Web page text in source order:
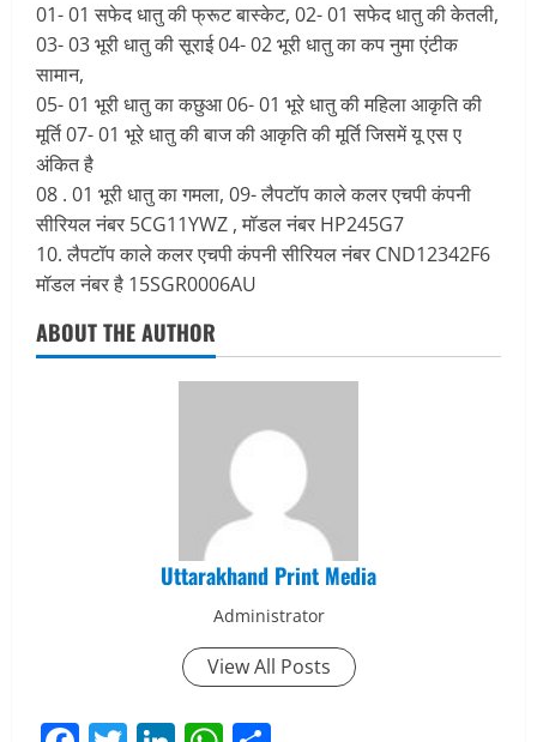
01- 01 सफेद धातु की फ्रूट बास्केट, 02- 01 सफेद धातु की केतली,
03- 03 भूरी धातु की सूराई 04- 02 भूरी धातु का कप नुमा एंटीक
सामान,
05- 01 भूरी धातु का कछुआ 06- 01 भूरे धातु की महिला आकृति की
मूर्ति 07- 01 भूरे धातु की बाज की आकृति की मूर्ति जिसमें यू एस ए
अंकित है
08 . 01 भूरी धातु का गमला, 09- लैपटॉप काले कलर एचपी कंपनी
सीरियल नंबर 5CG11YWZ , मॉडल नंबर HP245G7
10. लैपटॉप काले कलर एचपी कंपनी सीरियल नंबर CND12342F6
मॉडल नंबर है 15SGR0006AU
ABOUT THE AUTHOR
Uttarakhand Print Media
Administrator
View All Posts